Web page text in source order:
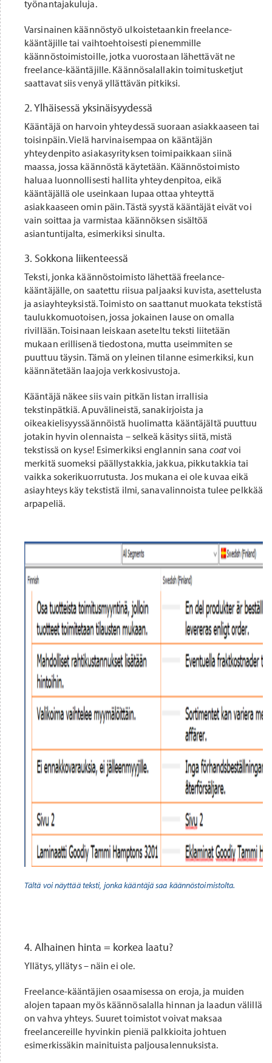
työnantajakuluja.
Varsinainen käännöstyö ulkoistetaankin freelance-
kääntäjille tai vaihtoehtoisesti pienemmille
käännöstoimistoille, jotka vuorostaan lähettävät ne
freelance-kääntäjille. Käännösalallakin toimitusketjut
saattavat siis venyä yllättävän pitkiksi.
2. Ylhäisessä yksinäisyydessä
Kääntäjä on harvoin yhteydessä suoraan asiakkaaseen tai
toisinpäin. Vielä harvinaisempaa on kääntäjän
yhteydenpito asiakasyrityksen toimipaikkaan siinä
maassa, jossa käännöstä käytetään. Käännöstoimisto
haluaa luonnollisesti hallita yhteydenpitoa, eikä
kääntäjällä ole useinkaan lupaa ottaa yhteyttä
asiakkaaseen omin päin. Tästä syystä kääntäjät eivät voi
vain soittaa ja varmistaa käännöksen sisältöä
asiantuntijalta, esimerkiksi sinulta.
3. Sokkona liikenteessä
Teksti, jonka käännöstoimisto lähettää freelance-
kääntäjälle, on saatettu riisua paljaaksi kuvista, asettelusta
ja asiayhteyksistä. Toimisto on saattanut muokata tekstistä
taulukkomuotoisen, jossa jokainen lause on omalla
rivillään. Toisinaan leiskaan aseteltu teksti liitetään
mukaan erillisenä tiedostona, mutta useimmiten se
puuttuu täysin. Tämä on yleinen tilanne esimerkiksi, kun
käännätetään laajoja verkkosivustoja.
Kääntäjä näkee siis vain pitkän listan irrallisia
tekstinpätkiä. Apuvälineistä, sanakirjoista ja
oikeakielisyyssäännöistä huolimatta kääntäjältä puuttuu
jotakin hyvin olennaista – selkeä käsitys siitä, mistä
tekstissä on kyse! Esimerkiksi englannin sana coatvoi
merkitä suomeksi päällystakkia, jakkua, pikkutakkia tai
vaikka sokerikuorrutusta. Jos mukana ei ole kuvaa eikä
asiayhteys käy tekstistä ilmi, sanavalinnoista tulee pelkkää
arpapeliä.
Tältä voi näyttää teksti, jonka kääntäjä saa käännöstoimistolta.
4. Alhainen hinta = korkea laatu?
Yllätys, yllätys – näin ei ole.
Freelance-kääntäjien osaamisessa on eroja, ja muiden
alojen tapaan myös käännösalalla hinnan ja laadun välillä
on vahva yhteys. Suuret toimistot voivat maksaa
freelancereille hyvinkin pieniä palkkioita johtuen
esimerkissäkin mainituista paljousalennuksista.